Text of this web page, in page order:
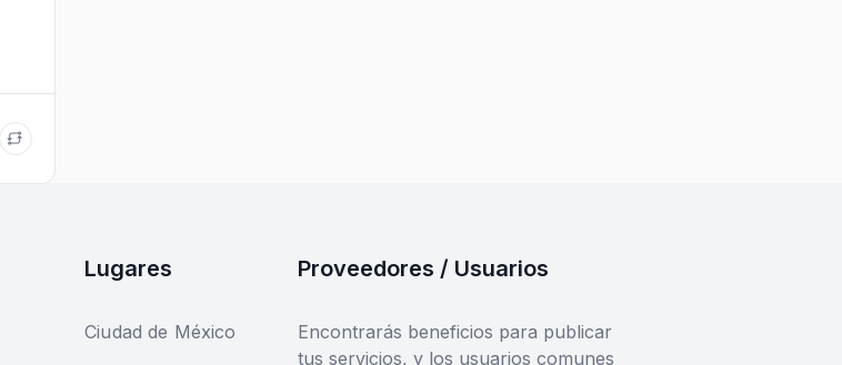
Lugares
Ciudad de México
Proveedores / Usuarios
Encontrarás beneficios para publicar
tus servicios, y los usuarios comunes